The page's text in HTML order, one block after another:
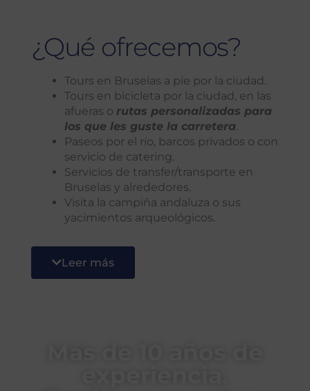
¿Qué ofrecemos?
Tours en Bruselas a pie por la ciudad.
Tours en bicicleta por la ciudad, en las
afueras o rutas personalizadas para
los que les guste la carretera.
Paseos por el río, barcos privados o con
servicio de catering.
Servicios de transfer/transporte en
Bruselas y alrededores.
Visita la campiña andaluza o sus
yacimientos arqueológicos.
locales.
Gincanas familiares para grandes y
pequeños.
Leer más